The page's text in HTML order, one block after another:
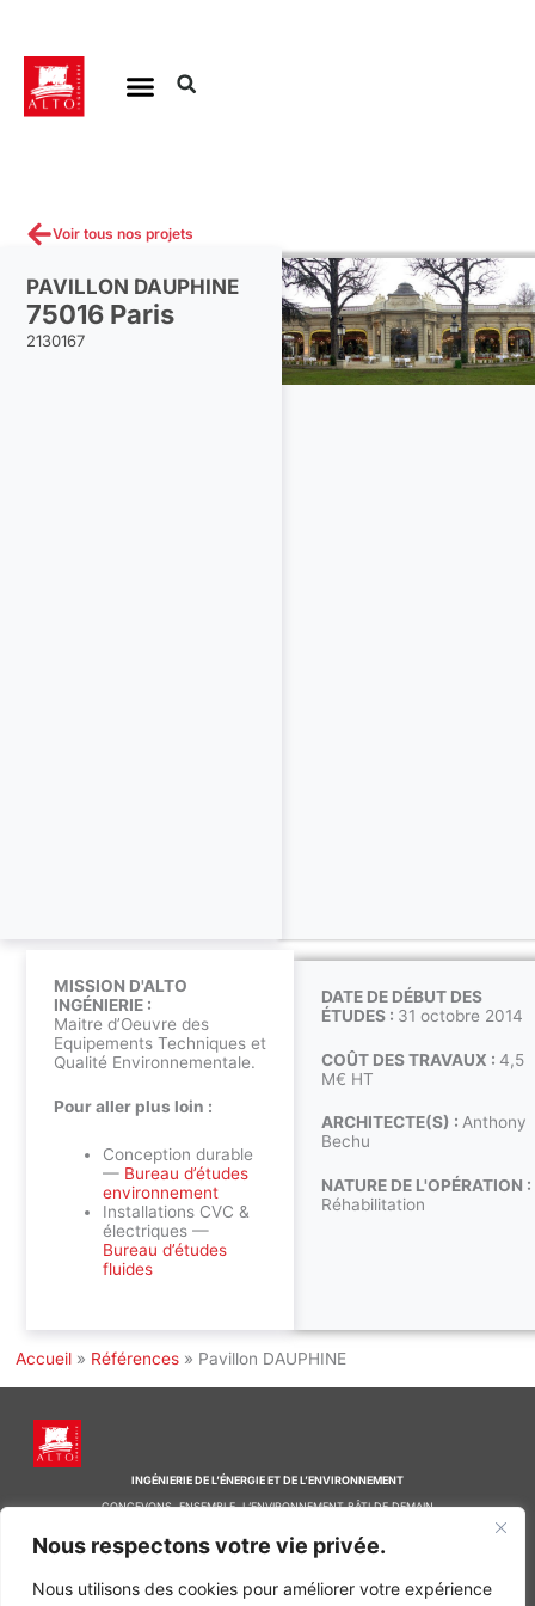
Nous respectons votre vie privée.
Nous utilisons des cookies pour améliorer votre expérience
contenu
Voir tous nos projets
PAVILLON DAUPHINE
75016 Paris
2130167
DATE DE DÉBUT DES
ÉTUDES : 31 octobre 2014
COÛT DES TRAVAUX : 4,5
M€ HT
ARCHITECTE(S) : Anthony
Bechu
NATURE DE L'OPÉRATION :
Réhabilitation
MISSION D'ALTO
INGÉNIERIE :
Maitre d’Oeuvre des
Equipements Techniques et
Qualité Environnementale.
Pour aller plus loin :
Conception durable
— Bureau d’études
environnement
Installations CVC &
électriques —
Bureau d’études
fluides
Accueil » Références » Pavillon DAUPHINE
INGÉNIERIE DE L’ÉNERGIE ET DE L’ENVIRONNEMENT
CONCEVONS, ENSEMBLE, L’ENVIRONNEMENT BÂTI DE DEMAIN
CONTACT
L
I
F